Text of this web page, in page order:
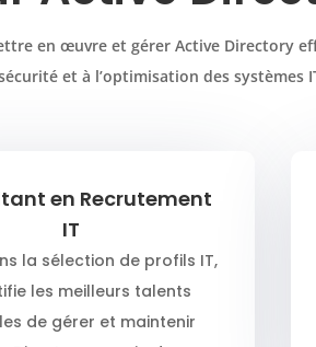
en œuvre et gérer Active Directory
et à l’optimisation des systèmes
en Recrutement
IT
la sélection de profils IT,
les meilleurs talents
de gérer et maintenir